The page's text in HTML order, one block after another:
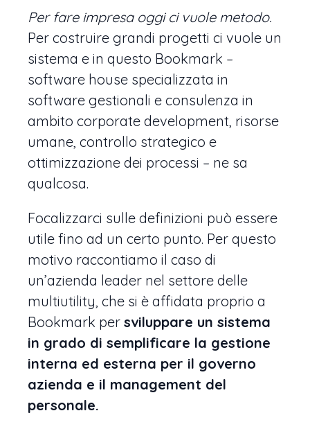
Per fare impresa oggi ci vuole metodo.
Per costruire grandi progetti ci vuole un
sistema e in questo Bookmark –
software house specializzata in
software gestionali e consulenza in
ambito corporate development, risorse
umane, controllo strategico e
ottimizzazione dei processi – ne sa
qualcosa.
Focalizzarci sulle definizioni può essere
utile fino ad un certo punto. Per questo
motivo raccontiamo il caso di
un’azienda leader nel settore delle
multiutility, che si è affidata proprio a
Bookmark per sviluppare un sistema
in grado di semplificare la gestione
interna ed esterna per il governo
azienda e il management del
personale.